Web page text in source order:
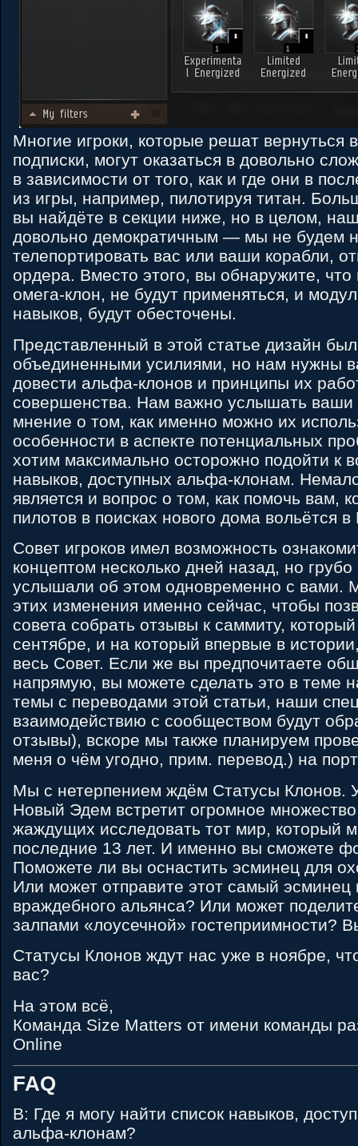
Многие игроки, которые решат вернуться
подписки, могут оказаться в довольно
в зависимости от того, как и где они в
из игры, например, пилотируя титан.
вы найдёте в секции ниже, но в целом,
довольно демократичным — мы не будем
телепортировать вас или ваши корабли,
ордера. Вместо этого, вы обнаружите,
омега-клон, не будут применяться, и
навыков, будут обесточены.
Представленный в этой статье дизайн
объединенными усилиями, но нам нужны
довести альфа-клонов и принципы их
совершенства. Нам важно услышать
мнение о том, как именно можно их
особенности в аспекте потенциальных
хотим максимально осторожно подойти к
навыков, доступных альфа-клонам.
является и вопрос о том, как помочь вам,
пилотов в поисках нового дома вольётся
Совет игроков имел возможность
концептом несколько дней назад, но
услышали об этом одновременно с вами.
этих изменения именно сейчас, чтобы
совета собрать отзывы к саммиту,
сентябре, и на который впервые в
весь Совет. Если же вы предпочитаете
напрямую, вы можете сделать это в теме
темы с переводами этой статьи, наши
взаимодействию с сообществом будут
отзывы), вскоре мы также планируем
меня о чём угодно, прим. перевод.) на
Мы с нетерпением ждём Статусы Клонов.
Новый Эдем встретит огромное
жаждущих исследовать тот мир, который
последние 13 лет. И именно вы сможете
Поможете ли вы оснастить эсминец для
Или может отправите этот самый эсминец
враждебного альянса? Или может
залпами «лоусечной» гостеприимности?
Статусы Клонов ждут нас уже в ноябре,
вас?
На этом всё,
Команда Size Matters от имени команды
Online
FAQ
В: Где я могу найти список навыков,
альфа-клонам?